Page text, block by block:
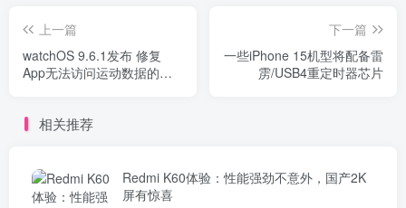
上一篇
watchOS 9.6.1发布 修复
App无法访问运动数据的问
下一篇
一些iPhone 15机型将配备雷
雳/USB4重定时器芯片
相关推荐
Redmi K60体验：性能强劲不意外，国产2K
屏有惊喜